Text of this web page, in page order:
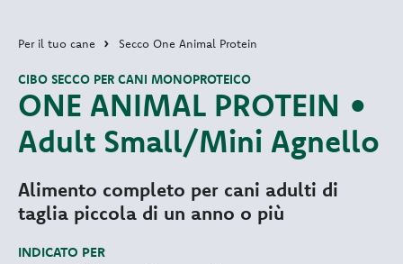
Per il tuo cane Secco One Animal Protein
ONE ANIMAL PROTEIN •
Adult Small/Mini Agnello
CIBO SECCO PER CANI MONOPROTEICO
Alimento completo per cani adulti di
taglia piccola di un anno o più
INDICATO PER